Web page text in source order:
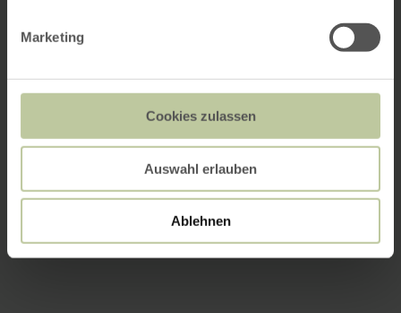
Marketing
Cookies zulassen
Auswahl erlauben
Ablehnen